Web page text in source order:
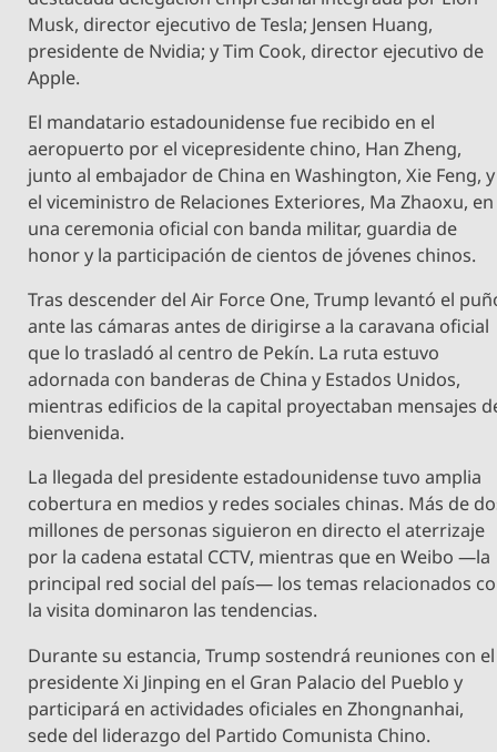
Musk, director ejecutivo de Tesla; Jensen Huang,
presidente de Nvidia; y Tim Cook, director ejecutivo de
Apple.
El mandatario estadounidense fue recibido en el
aeropuerto por el vicepresidente chino, Han Zheng,
junto al embajador de China en Washington, Xie Feng, y
el viceministro de Relaciones Exteriores, Ma Zhaoxu, en
una ceremonia oficial con banda militar, guardia de
honor y la participación de cientos de jóvenes chinos.
Tras descender del Air Force One, Trump levantó el
ante las cámaras antes de dirigirse a la caravana oficial
que lo trasladó al centro de Pekín. La ruta estuvo
adornada con banderas de China y Estados Unidos,
mientras edificios de la capital proyectaban mensajes
bienvenida.
La llegada del presidente estadounidense tuvo amplia
cobertura en medios y redes sociales chinas. Más de
millones de personas siguieron en directo el aterrizaje
por la cadena estatal CCTV, mientras que en Weibo —la
principal red social del país— los temas relacionados
la visita dominaron las tendencias.
Durante su estancia, Trump sostendrá reuniones con el
presidente Xi Jinping en el Gran Palacio del Pueblo y
participará en actividades oficiales en Zhongnanhai,
sede del liderazgo del Partido Comunista Chino.